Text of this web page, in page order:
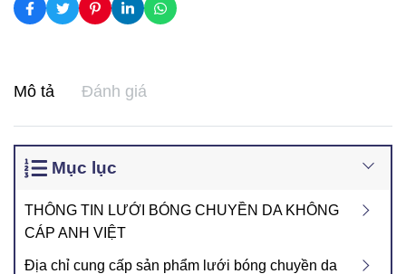
Mô tả Đánh giá
Mục lục
THÔNG TIN LƯỚI BÓNG CHUYỀN DA KHÔNG
CÁP ANH VIỆT
Địa chỉ cung cấp sản phẩm lưới bóng chuyền da